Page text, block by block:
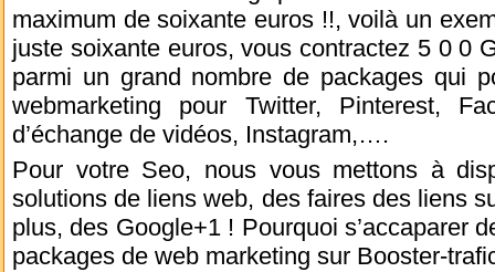
maximum de soixante euros !!, voilà un
juste soixante euros, vous contractez 5 0 0
parmi un grand nombre de packages qui
webmarketing pour Twitter, Pinterest,
d’échange de vidéos, Instagram,….
Pour votre Seo, nous vous mettons à
solutions de liens web, des faires des liens
plus, des Google+1 ! Pourquoi s’accaparer
packages de web marketing sur Booster-